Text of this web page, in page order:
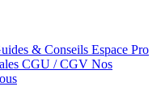
& Conseils Espace Pro
CGU / CGV Nos